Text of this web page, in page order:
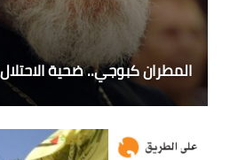
المطران كبوجي.. ضحية